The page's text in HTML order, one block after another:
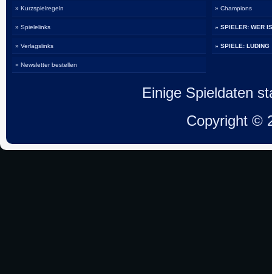
» Kurzspielregeln
» Spielelinks
» Verlagslinks
» Newsletter bestellen
» Champions
» SPIELER: WER
» SPIELE: LUDING
Einige Spieldaten
Copyright ©